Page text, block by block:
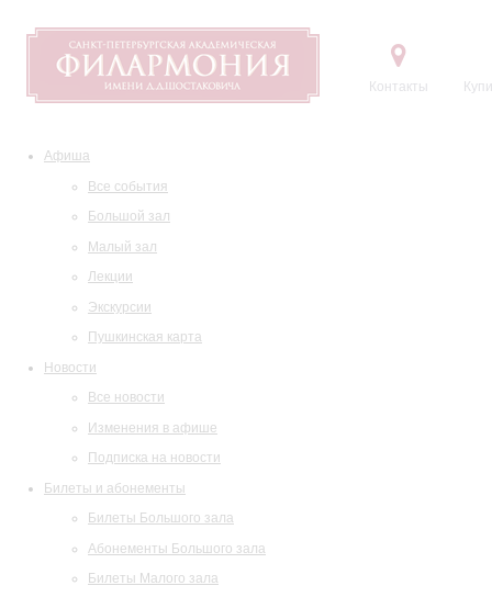
Контакты
Афиша
Все события
Большой зал
Малый зал
Лекции
Экскурсии
Пушкинская карта
Новости
Все новости
Изменения в афише
Подписка на новости
Билеты и абонементы
Билеты Большого зала
Абонементы Большого зала
Билеты Малого зала